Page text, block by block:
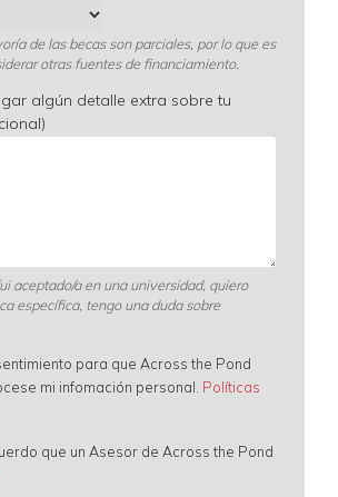
de las becas son parciales, por lo que es
otras fuentes de financiamiento.
algún detalle extra sobre tu
aceptado/a en una universidad, quiero
específica, tengo una duda sobre
para que Across the Pond
mi infomación personal. Políticas
que un Asesor de Across the Pond